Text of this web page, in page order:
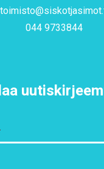
044 9733844